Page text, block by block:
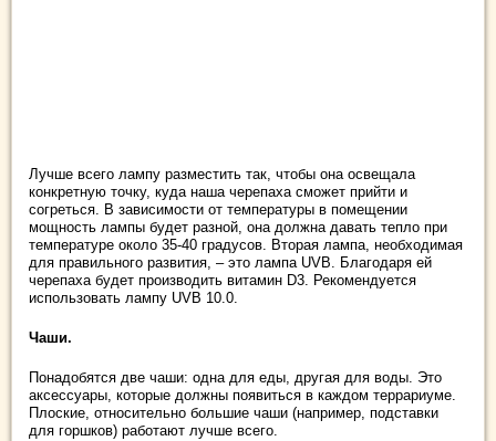
Лучше всего лампу разместить так, чтобы она освещала
конкретную точку, куда наша черепаха сможет прийти и
согреться. В зависимости от температуры в помещении
мощность лампы будет разной, она должна давать тепло при
температуре около 35-40 градусов. Вторая лампа, необходимая
для правильного развития, – это лампа UVB. Благодаря ей
черепаха будет производить витамин D3. Рекомендуется
использовать лампу UVB 10.0.
Чаши.
Понадобятся две чаши: одна для еды, другая для воды. Это
аксессуары, которые должны появиться в каждом террариуме.
Плоские, относительно большие чаши (например, подставки
для горшков) работают лучше всего.